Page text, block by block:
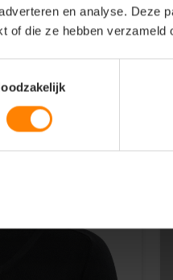
en analyse. Deze
of die ze hebben
ook leuk